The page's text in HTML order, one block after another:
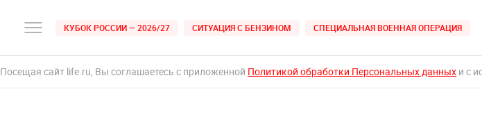
КУБОК РОССИИ — 2026/27 СИТУАЦИЯ С БЕНЗИНОМ СПЕЦИАЛЬНАЯ ВОЕННАЯ ОПЕРАЦИЯ
Посещая сайт life.ru, Вы соглашаетесь с приложенной Политикой обработки Персональных данных и с